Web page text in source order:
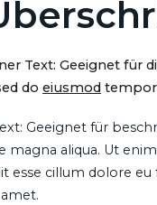
Text: Geeignet für
do eiusmod tempor
Geeignet für
magna aliqua. Ut
esse cillum dolore